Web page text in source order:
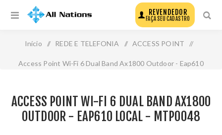
REVENDEDOR
FAÇA SEU CADASTRO
Início / REDE E TELEFONIA / ACCESS POINT /
Access Point Wi-Fi 6 Dual Band Ax1800 Outdoor - Eap610
ACCESS POINT WI-FI 6 DUAL BAND AX1800
OUTDOOR - EAP610 LOCAL - MTP0048